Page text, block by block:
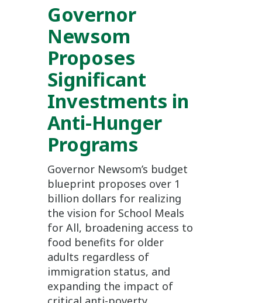
Governor
Newsom
Proposes
Significant
Investments in
Anti-Hunger
Programs
Governor Newsom’s budget
blueprint proposes over 1
billion dollars for realizing
the vision for School Meals
for All, broadening access to
food benefits for older
adults regardless of
immigration status, and
expanding the impact of